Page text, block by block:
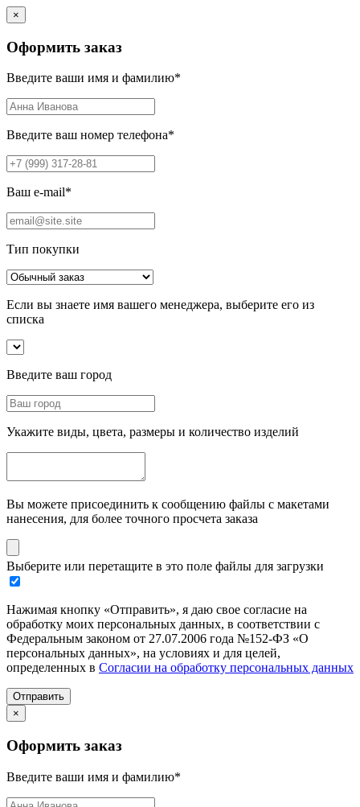
×
Оформить заказ
Введите ваши имя и фамилию*
Введите ваш номер телефона*
Ваш e-mail*
Тип покупки
Если вы знаете имя вашего менеджера, выберите его из
списка
Введите ваш город
Укажите виды, цвета, размеры и количество изделий
Вы можете присоединить к сообщению файлы с макетами
нанесения, для более точного просчета заказа
Выберите или перетащите в это поле файлы для загрузки
Нажимая кнопку «Отправить», я даю свое согласие на
обработку моих персональных данных, в соответствии с
Федеральным законом от 27.07.2006 года №152-ФЗ «О
персональных данных», на условиях и для целей,
определенных в Согласии на обработку персональных данных
Отправить
×
Оформить заказ
Введите ваши имя и фамилию*